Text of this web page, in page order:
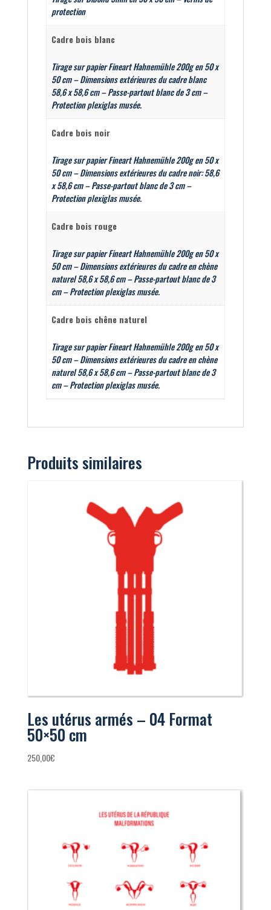
protection
Cadre bois blanc
Tirage sur papier Fineart Hahnemühle 200g en 50 x
50 cm – Dimensions extérieures du cadre blanc
58,6 x 58,6 cm – Passe-partout blanc de 3 cm –
Protection plexiglas musée.
Cadre bois noir
Tirage sur papier Fineart Hahnemühle 200g en 50 x
50 cm – Dimensions extérieures du cadre noir: 58,6
x 58,6 cm – Passe-partout blanc de 3 cm –
Protection plexiglas musée.
Cadre bois rouge
Tirage sur papier Fineart Hahnemühle 200g en 50 x
50 cm – Dimensions extérieures du cadre en chène
naturel 58,6 x 58,6 cm – Passe-partout blanc de 3
cm – Protection plexiglas musée.
Cadre bois chêne naturel
Tirage sur papier Fineart Hahnemühle 200g en 50 x
50 cm – Dimensions extérieures du cadre en chène
naturel 58,6 x 58,6 cm – Passe-partout blanc de 3
cm – Protection plexiglas musée.
Produits similaires
Les utérus armés – 04 Format
50×50 cm
250,00€